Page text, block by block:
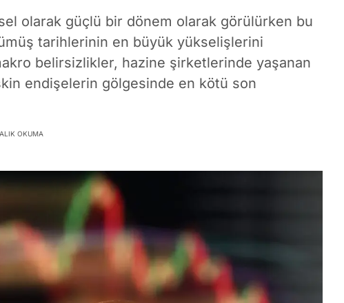
olarak güçlü bir dönem olarak görülürken bu
tarihlerinin en büyük yükselişlerini
belirsizlikler, hazine şirketlerinde yaşanan
endişelerin gölgesinde en kötü son
OKUMA